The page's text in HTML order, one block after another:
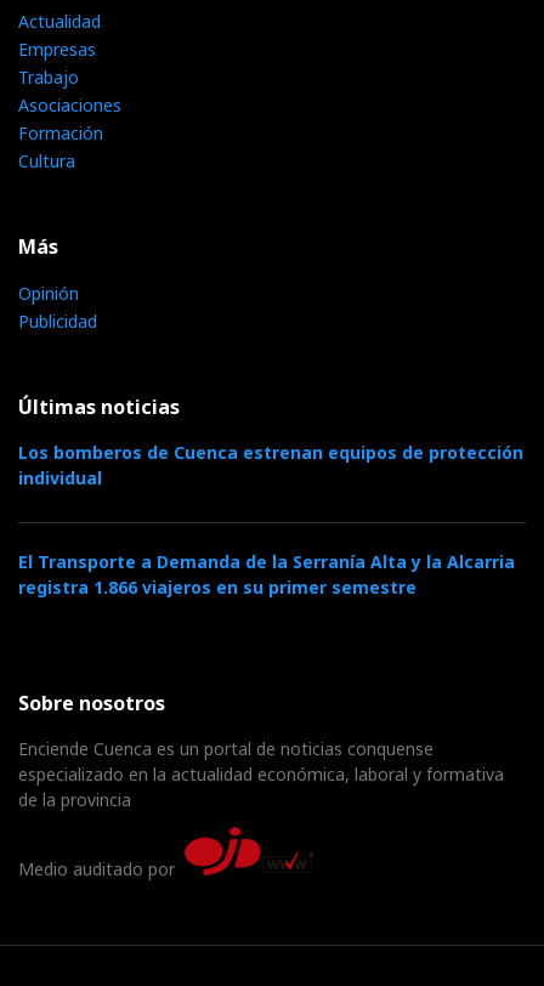
Actualidad
Empresas
Trabajo
Asociaciones
Formación
Cultura
Más
Opinión
Publicidad
Últimas noticias
Los bomberos de Cuenca estrenan equipos de protección
individual
El Transporte a Demanda de la Serranía Alta y la Alcarria
registra 1.866 viajeros en su primer semestre
Sobre nosotros
Enciende Cuenca es un portal de noticias conquense
especializado en la actualidad económica, laboral y formativa
de la provincia
Medio auditado por